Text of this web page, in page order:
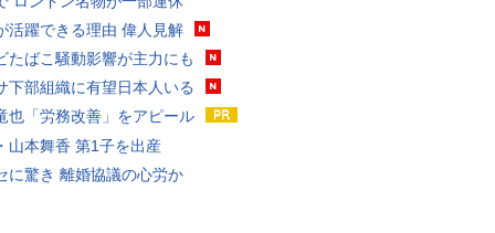
活躍できる理由 偉人見解
たばこ騒動影響が主力にも
下部組織に有望日本人いる
也「労務改善」をアピール
山本舞香 第1子を出産
に驚き 離婚協議の心労か